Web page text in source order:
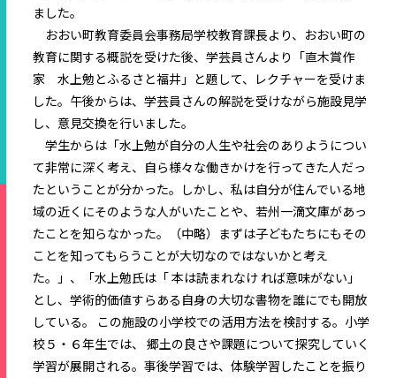
ました。
おおい町教育委員会事務局学校教育課長より、おおい町の
教育に関する概説を受けた後、学芸員さんより「直木賞作
家 水上勉とふるさと福井」と題して、レクチャーを受けま
した。午後からは、学芸員さんの解説を受けながら施設見学
し、意見交換を行いました。
学生からは「水上勉が自分の人生や社会のありようについ
て非常に深く考え、自ら様々な働きかけを行ってきた人だっ
たということが分かった。しかし、私は自分が住んでいる地
域の近くにそのような人がいたことや、若州一滴文庫があっ
たことを知らなかった。（中略）まずは子どもたちにもその
ことを知ってもらうことが大切なのではないかと考え
た。」、「水上勉氏は「 本は読まれなけ れば意味がない」
とし、学術的価値すらある自身の大切な書物を誰にでも開放
している。 この施設の小学校での活用方法を検討する。小学
校５・６年生では、 郷土の良さや課題について探究していく
学習が展開される。事後学習では、体験学習したことを振り